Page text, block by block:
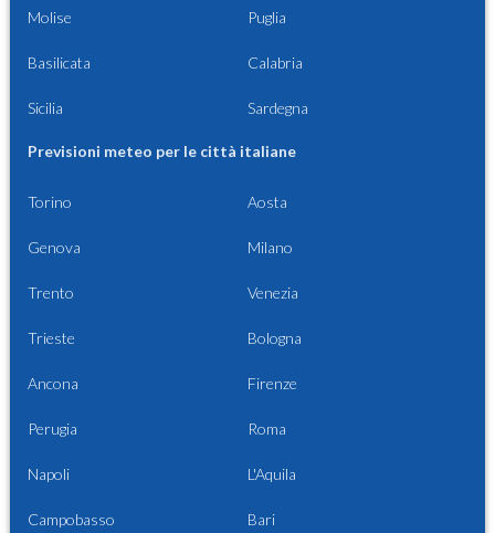
Molise Puglia
Basilicata Calabria
Sicilia Sardegna
Previsioni meteo per le città italiane
Torino Aosta
Genova Milano
Trento Venezia
Trieste Bologna
Ancona Firenze
Perugia Roma
Napoli L'Aquila
Campobasso Bari